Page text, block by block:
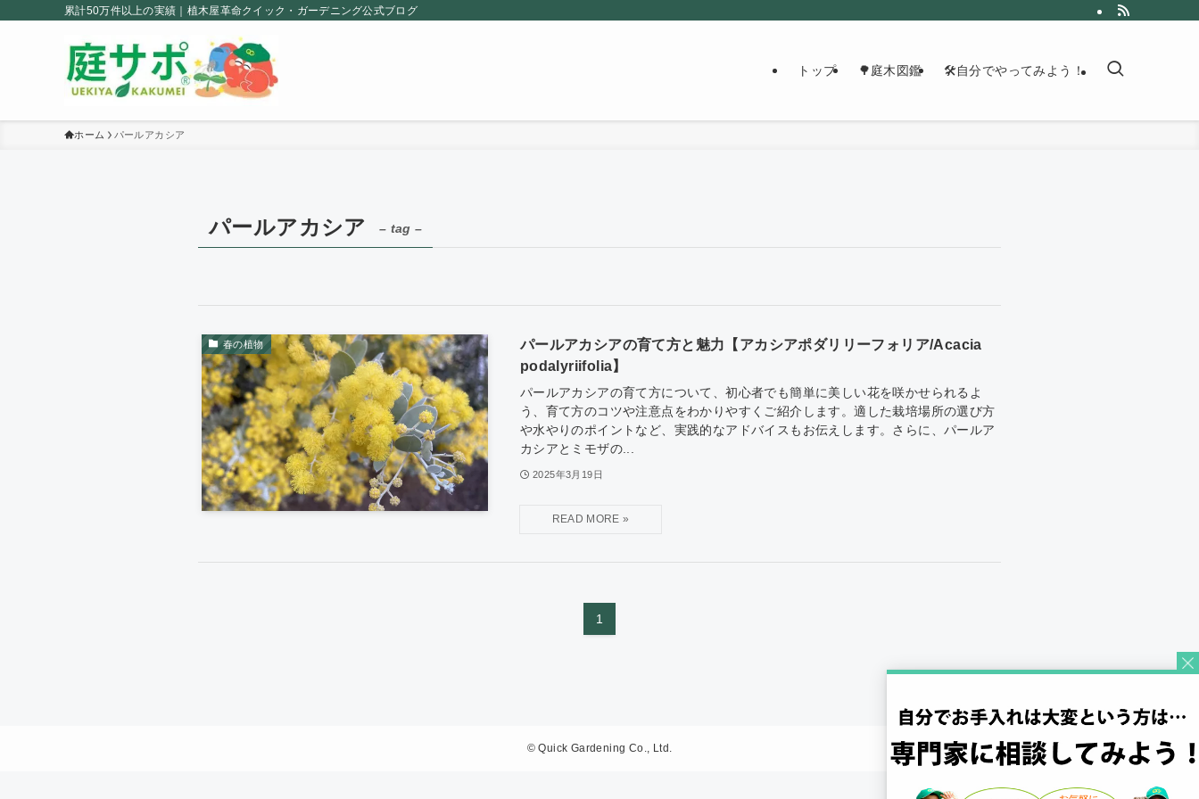
累計50万件以上の実績｜植木屋革命クイック・ガーデニング公式ブログ
トップ 🌳庭木図鑑 🛠自分でやってみよう！
ホーム パールアカシア
パールアカシア – tag –
春の植物
パールアカシアの育て方と魅力【アカシアポダリリーフォリア/Acacia
podalyriifolia】
パールアカシアの育て方について、初心者でも簡単に美しい花を咲かせられるよ
う、育て方のコツや注意点をわかりやすくご紹介します。適した栽培場所の選び方
や水やりのポイントなど、実践的なアドバイスもお伝えします。さらに、パールア
カシアとミモザの...
2025年3月19日
1
© Quick Gardening Co., Ltd.